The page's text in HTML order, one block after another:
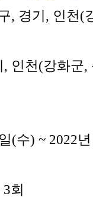
, 경기, 인천
인천(강화
(수) ~ 2022
회